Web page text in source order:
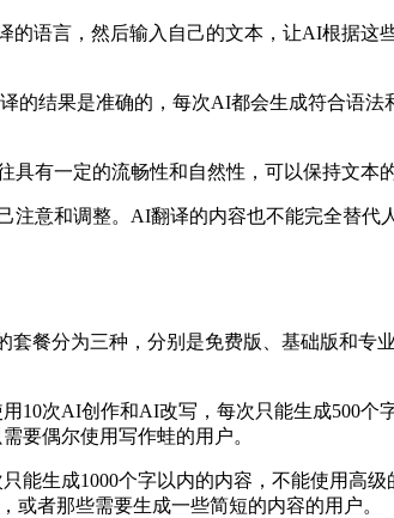
语言，然后输入自己的文本，让AI根据这
的结果是准确的，每次AI都会生成符合语法
有一定的流畅性和自然性，可以保持文本
意和调整。AI翻译的内容也不能完全替代
餐分为三种，分别是免费版、基础版和专
10次AI创作和AI改写，每次只能生成500个
要偶尔使用写作蛙的用户。
能生成1000个字以内的内容，不能使用高级
或者那些需要生成一些简短的内容的用户。